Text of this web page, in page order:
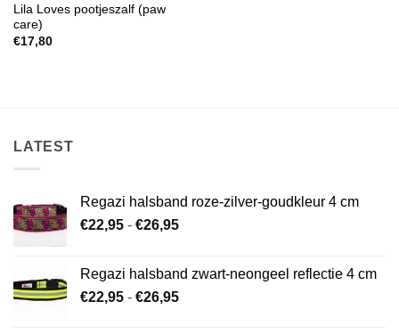
Lila Loves pootjeszalf (paw
care)
€17,80
LATEST
Regazi halsband roze-zilver-goudkleur 4 cm
€22,95 - €26,95Prijsklasse:
€26,95
Regazi halsband zwart-neongeel reflectie 4 cm
€22,95 - €26,95Prijsklasse: